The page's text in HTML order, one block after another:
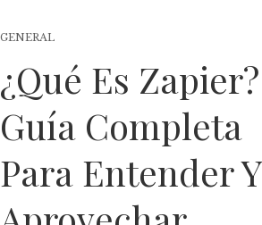
GENERAL
¿Qué Es Zapier?
Guía Completa
Para Entender Y